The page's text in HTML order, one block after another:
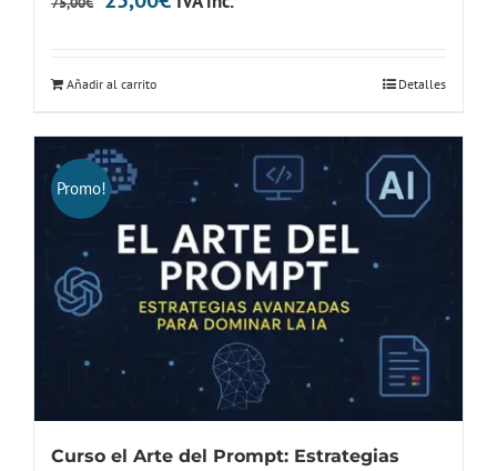
era:
75,00€.25,00€.
Añadir al carrito Detalles
Promo!
Curso el Arte del Prompt: Estrategias